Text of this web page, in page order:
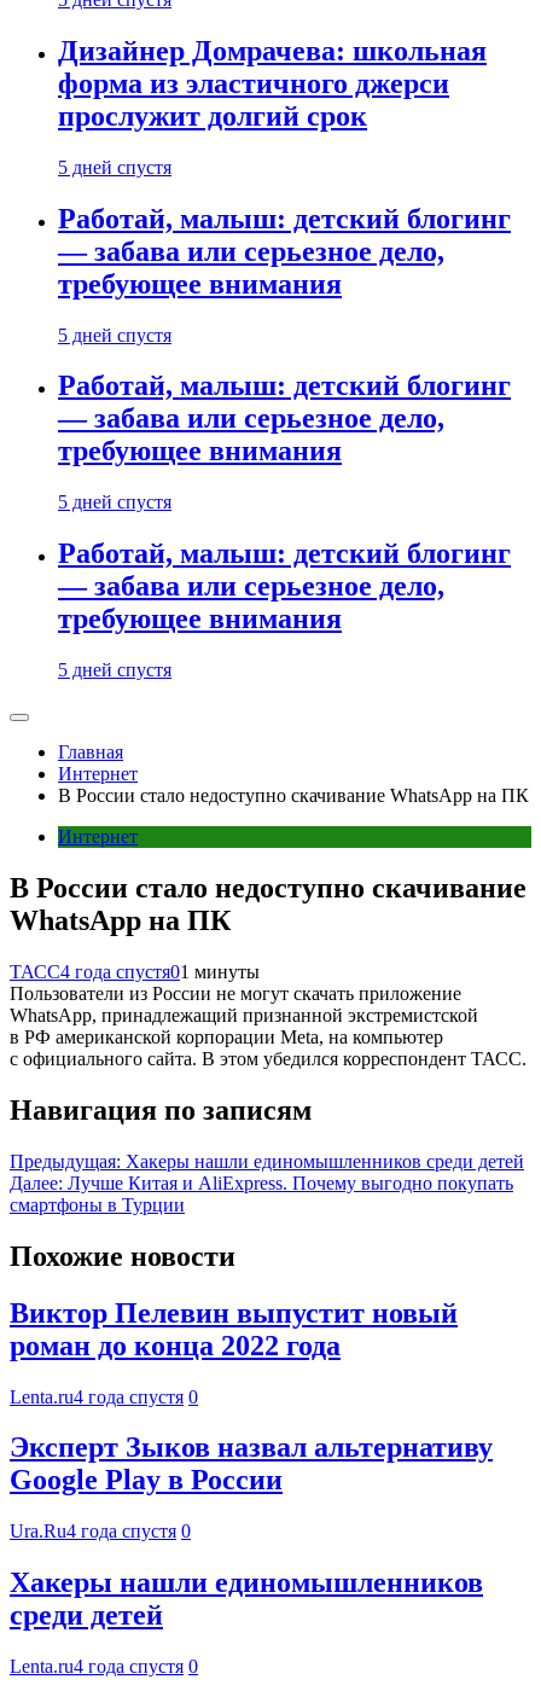
Дизайнер Домрачева: школьная
форма из эластичного джерси
прослужит долгий срок
5 дней спустя
Работай, малыш: детский блогинг
— забава или серьезное дело,
требующее внимания
5 дней спустя
Работай, малыш: детский блогинг
— забава или серьезное дело,
требующее внимания
5 дней спустя
Работай, малыш: детский блогинг
— забава или серьезное дело,
требующее внимания
5 дней спустя
Главная
Интернет
В России стало недоступно скачивание WhatsApp на ПК
Интернет
В России стало недоступно скачивание
WhatsApp на ПК
ТАСС4 года спустя01 минуты
Пользователи из России не могут скачать приложение
WhatsApp, принадлежащий признанной экстремистской
в РФ американской корпорации Meta, на компьютер
с официального сайта. В этом убедился корреспондент ТАСС.
Навигация по записям
Предыдущая: Хакеры нашли единомышленников среди детей
Далее: Лучше Китая и AliExpress. Почему выгодно покупать
смартфоны в Турции
Похожие новости
Виктор Пелевин выпустит новый
роман до конца 2022 года
Lenta.ru4 года спустя 0
Эксперт Зыков назвал альтернативу
Google Play в России
Ura.Ru4 года спустя 0
Хакеры нашли единомышленников
среди детей
Lenta.ru4 года спустя 0